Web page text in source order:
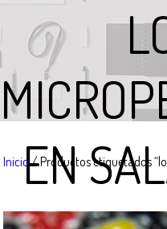
EN
Inicio/ Productos etiquetados